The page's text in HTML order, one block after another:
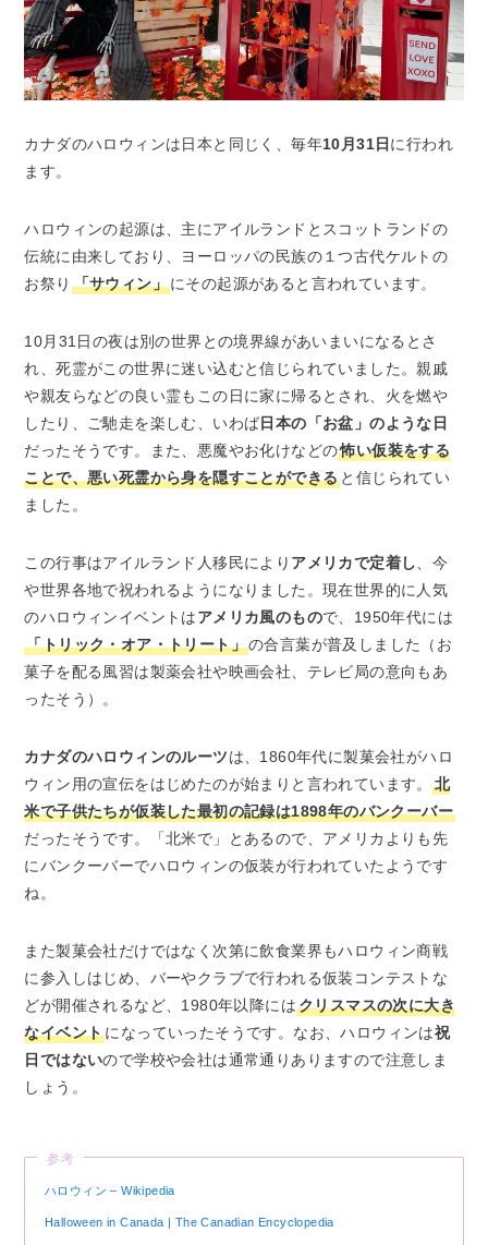
カナダのハロウィンは日本と同じく、毎年10月31日 に行われ
ます。
ハロウィンの起源は、主にアイルランドとスコットランドの
伝統に由来しており、ヨーロッパの民族の１つ古代ケルトの
お祭り 「サウィン」にその起源があると言われています。
10月31日の夜は別の世界との境界線があいまいになるとさ
れ、死霊がこの世界に迷い込むと信じられていました。親戚
や親友らなどの良い霊もこの日に家に帰るとされ、火を燃や
したり、ご馳走を楽しむ、いわば日本の「お盆」のような日
だったそうです。また、悪魔やお化けなどの怖い仮装をする
ことで、悪い死霊から身を隠すことができる と信じられてい
ました。
この行事はアイルランド人移民により アメリカで定着し 、今
や世界各地で祝われるようになりました。現在世界的に人気
のハロウィンイベントはアメリカ風のもので、1950年代には
「トリック・オア・トリート」の合言葉が普及しました（お
菓子を配る風習は製薬会社や映画会社、テレビ局の意向もあ
ったそう）。
カナダのハロウィンのルーツは、1860年代に製菓会社がハロ
ウィン用の宣伝をはじめたのが始まりと言われています。
北
米で子供たちが仮装した最初の記録は1898年のバンクーバー
だったそうです。「北米で」とあるので、アメリカよりも先
にバンクーバーでハロウィンの仮装が行われていたようです
ね。
また製菓会社だけではなく次第に飲食業界もハロウィン商戦
に参入しはじめ、バーやクラブで行われる仮装コンテストな
どが開催されるなど、1980年以降にはクリスマスの次に大き
なイベントになっていったそうです。なお、ハロウィンは祝
日ではないので学校や会社は通常通りありますので注意しま
しょう。
参考
ハロウィン – Wikipedia
Halloween in Canada | The Canadian Encyclopedia